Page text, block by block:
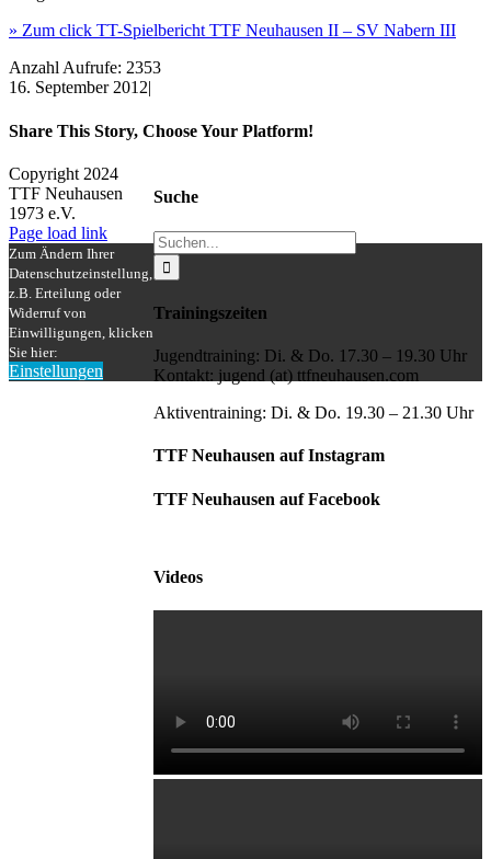
» Zum click TT-Spielbericht TTF Neuhausen II – SV Nabern III
Anzahl Aufrufe: 2353
16. September 2012|
Share This Story, Choose Your Platform!
Facebook
X
Reddit
LinkedIn
WhatsApp
Tumblr
Pinterest
Vk
Xing
E-
Mail
Suche
Suche
nach:
Trainingszeiten
Jugendtraining: Di. & Do. 17.30 – 19.30 Uhr
Kontakt: jugend (at) ttfneuhausen.com
Aktiventraining: Di. & Do. 19.30 – 21.30 Uhr
TTF Neuhausen auf Instagram
TTF Neuhausen auf Facebook
Videos
Copyright 2024
TTF Neuhausen
1973 e.V.
Facebook
Instagram
Page load link
Zum Ändern Ihrer
Datenschutzeinstellung,
z.B. Erteilung oder
Widerruf von
Einwilligungen, klicken
Sie hier:
Einstellungen